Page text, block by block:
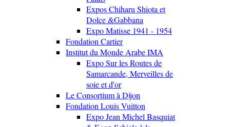
Expos Chiharu Shiota et
Dolce &Gabbana
Expo Matisse 1941 - 1954
Fondation Cartier
Institut du Monde Arabe IMA
Expo Sur les Routes de
Samarcande, Merveilles de
soie et d'or
Le Consortium à Dijon
Fondation Louis Vuitton
Expo Jean Michel Basquiat